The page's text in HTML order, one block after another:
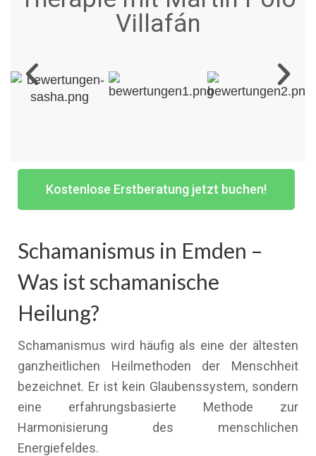
Villafán
Kostenlose Erstberatung jetzt buchen!
Schamanismus in Emden –
Was ist schamanische
Heilung?
Schamanismus wird häufig als eine der ältesten
ganzheitlichen Heilmethoden der Menschheit
bezeichnet. Er ist kein Glaubenssystem, sondern
eine erfahrungsbasierte Methode zur
Harmonisierung des menschlichen
Energiefeldes.